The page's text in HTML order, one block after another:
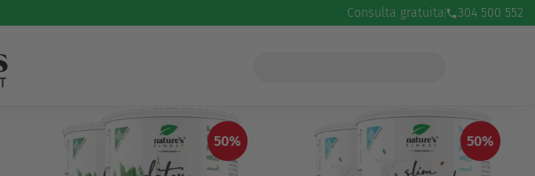
Consulta gratuita 304 500 552
50% 50%